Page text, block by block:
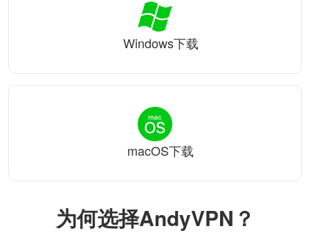
为何选择AndyVPN？
Windows下载
macOS下载